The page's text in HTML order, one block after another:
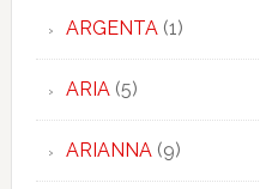
ARGENTA(1)
ARIA(5)
ARIANNA(9)